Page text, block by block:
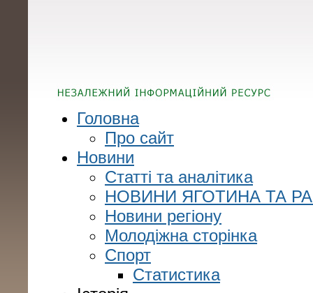
Головна
Про сайт
Новини
Статті та аналітика
НОВИНИ ЯГОТИНА ТА
Новини регіону
Молодіжна сторінка
Спорт
Статистика